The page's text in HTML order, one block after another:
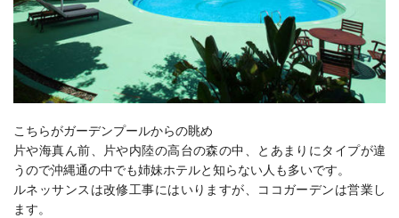
こちらがガーデンプールからの眺め
片や海真ん前、片や内陸の高台の森の中、とあまりにタイプが違
うので沖縄通の中でも姉妹ホテルと知らない人も多いです。
ルネッサンスは改修工事にはいりますが、ココガーデンは営業し
ます。